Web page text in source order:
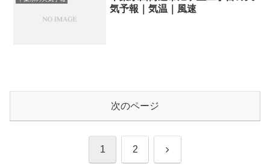
気予報｜気温｜風速
次のページ
1 2 次